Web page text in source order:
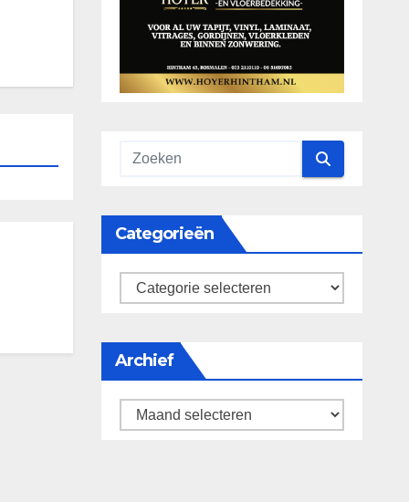
Categorieën
categorieën
Archief
Archief